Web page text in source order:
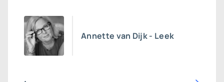
Annette van Dijk - Leek